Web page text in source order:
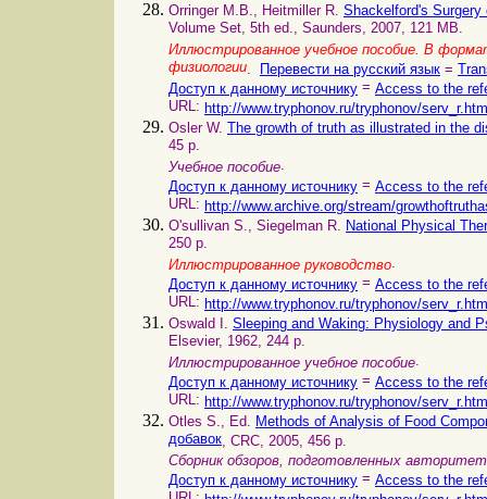
Orringer M.B., Heitmiller R. Shackelford's Surgery
Volume Set, 5th ed., Saunders, 2007, 121 MB.
Иллюстрированное учебное пособие. В
физиологии. Перевести на русский язык =
Доступ к данному источнику = Access to the
URL: http://www.tryphonov.ru/tryphonov/
Osler W. The growth of truth as illustrated in the
45 p.
Учебное пособие.
Доступ к данному источнику = Access to the
URL: http://www.archive.org/stream/
O'sullivan S., Siegelman R. National Physical
250 p.
Иллюстрированное руководство.
Доступ к данному источнику = Access to the
URL: http://www.tryphonov.ru/tryphonov/
Oswald I. Sleeping and Waking: Physiology and
Elsevier, 1962, 244 p.
Иллюстрированное учебное пособие.
Доступ к данному источнику = Access to the
URL: http://www.tryphonov.ru/tryphonov/
Otles S., Ed. Methods of Analysis of Food
добавок, CRC, 2005, 456 p.
Сборник обзоров, подготовленных
Доступ к данному источнику = Access to the